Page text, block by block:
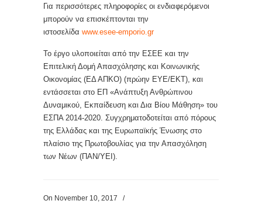
Για περισσότερες πληροφορίες οι ενδιαφερόμενοι
μπορούν να επισκέπτονται την
ιστοσελίδα www.esee-emporio.gr
Το έργο υλοποιείται από την ΕΣΕΕ και την
Επιτελική Δομή Απασχόλησης και Κοινωνικής
Οικονομίας (ΕΔ ΑΠΚΟ) (πρώην ΕΥΕ/ΕΚΤ), και
εντάσσεται στο ΕΠ «Ανάπτυξη Ανθρώπινου
Δυναμικού, Εκπαίδευση και Δια Βίου Μάθηση» του
ΕΣΠΑ 2014-2020. Συγχρηματοδοτείται από πόρους
της Ελλάδας και της Ευρωπαϊκής Ένωσης στο
πλαίσιο της Πρωτοβουλίας για την Απασχόληση
των Νέων (ΠΑΝ/ΥΕΙ).
On November 10, 2017
/